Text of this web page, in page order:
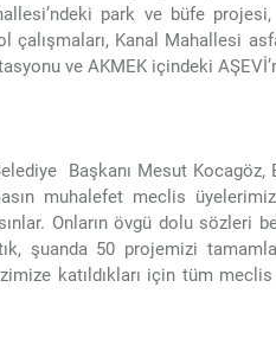
park ve büfe projesi,
Kanal Mahallesi
ve AKMEK içindeki
Başkanı Mesut Kocagöz,
muhalefet meclis
Onların övgü dolu sözleri
şuanda 50 projemizi
katıldıkları için tüm